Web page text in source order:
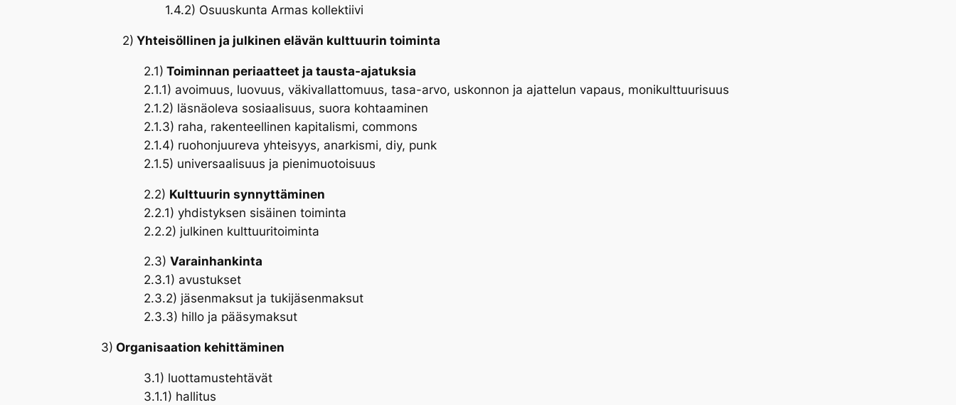
1.4.2) Osuuskunta Armas kollektiivi
2) Yhteisöllinen ja julkinen elävän kulttuurin toiminta
2.1) Toiminnan periaatteet ja tausta-ajatuksia
2.1.1) avoimuus, luovuus, väkivallattomuus, tasa-arvo, uskonnon ja ajattelun vapaus, monikulttuurisuus
2.1.2) läsnäoleva sosiaalisuus, suora kohtaaminen
2.1.3) raha, rakenteellinen kapitalismi, commons
2.1.4) ruohonjuureva yhteisyys, anarkismi, diy, punk
2.1.5) universaalisuus ja pienimuotoisuus
2.2) Kulttuurin synnyttäminen
2.2.1) yhdistyksen sisäinen toiminta
2.2.2) julkinen kulttuuritoiminta
2.3) Varainhankinta
2.3.1) avustukset
2.3.2) jäsenmaksut ja tukijäsenmaksut
2.3.3) hillo ja pääsymaksut
3) Organisaation kehittäminen
3.1) luottamustehtävät
3.1.1) hallitus